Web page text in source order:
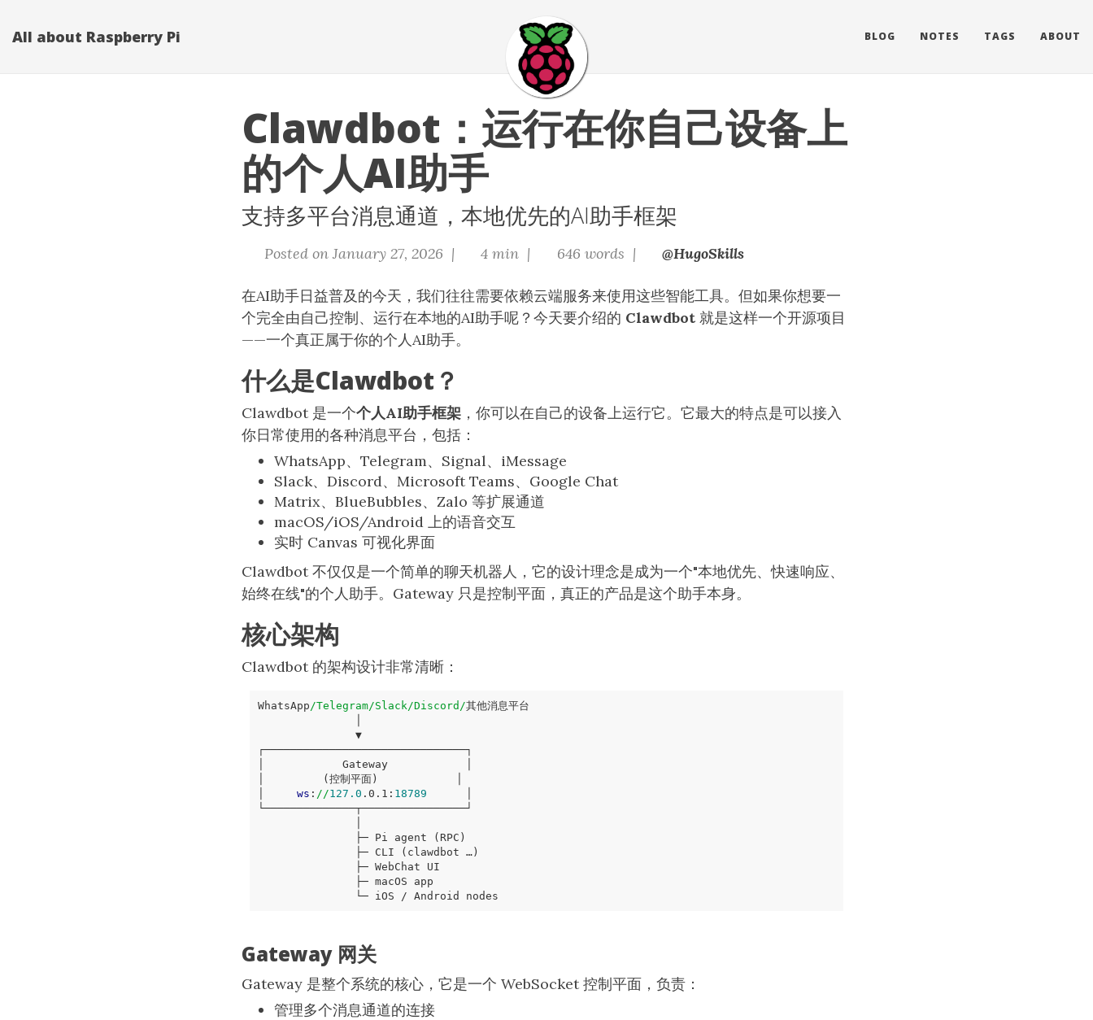
All about Raspberry Pi BLOG NOTES TAGS ABOUT
Clawdbot：运行在你自己设备上
的个人AI助手
支持多平台消息通道，本地优先的AI助手框架
Posted on January 27, 2026 | 4 min | 646 words | @HugoSkills
在AI助手日益普及的今天，我们往往需要依赖云端服务来使用这些智能工具。但如果你想要一
个完全由自己控制、运行在本地的AI助手呢？今天要介绍的 Clawdbot 就是这样一个开源项目
——一个真正属于你的个人AI助手。
什么是Clawdbot？
Clawdbot 是一个个人AI助手框架 ，你可以在自己的设备上运行它。它最大的特点是可以接入
你日常使用的各种消息平台，包括：
WhatsApp、Telegram、Signal、iMessage
Slack、Discord、Microsoft Teams、Google Chat
Matrix、BlueBubbles、Zalo 等扩展通道
macOS/iOS/Android 上的语音交互
实时 Canvas 可视化界面
Clawdbot 不仅仅是一个简单的聊天机器人，它的设计理念是成为一个"本地优先、快速响应、
始终在线"的个人助手。Gateway 只是控制平面，真正的产品是这个助手本身。
核心架构
Clawdbot 的架构设计非常清晰：
WhatsApp /Telegram/Slack/Discord/
               ▼
ws : //127.0 .0.1: 18789
Gateway 网关
Gateway 是整个系统的核心，它是一个 WebSocket 控制平面，负责：
管理多个消息通道的连接